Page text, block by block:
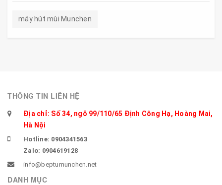
máy hút mùi Munchen
THÔNG TIN LIÊN HỆ
Địa chỉ: Số 34, ngõ 99/110/65 Định Công Hạ, Hoàng Mai,
Hà Nội
Hotline: 0904341563
Zalo: 0904619128
info@beptumunchen.net
DANH MỤC